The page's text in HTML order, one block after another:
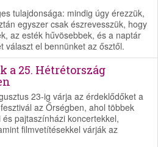
tulajdonsága: mindig úgy érezzük,
egyszer csak észrevesszük, hogy
az esték hűvösebbek, és a naptár
választ el bennünket az ősztől.
a 25. Hétrétország
23-ig várja az érdeklődőket a
az Őrségben, ahol többek
pajtaszínházi koncertekkel,
filmvetítésekkel várják az